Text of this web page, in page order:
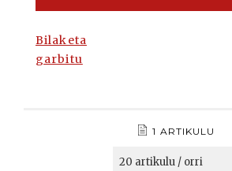
Bilaketa
garbitu
1 ARTIKULU